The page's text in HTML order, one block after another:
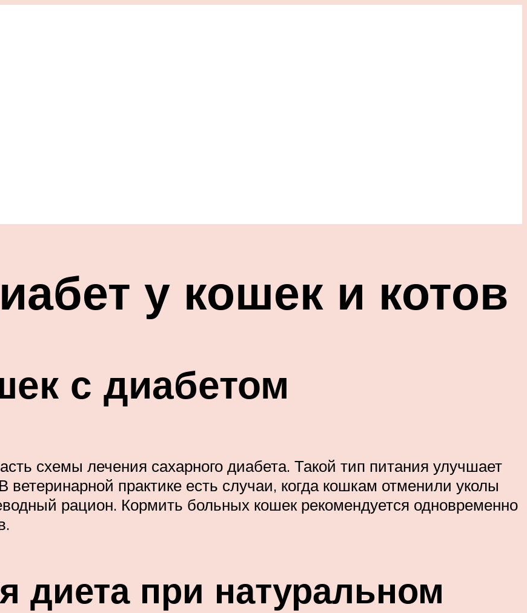
у кошек и котов
с диабетом
схемы лечения сахарного диабета. Такой тип питания улучшает
ветеринарной практике есть случаи, когда кошкам отменили уколы
рацион. Кормить больных кошек рекомендуется одновременно
диета при натуральном